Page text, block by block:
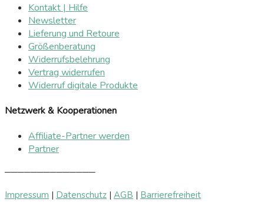
Kontakt | Hilfe
Newsletter
Lieferung und Retoure
Größenberatung
Widerrufsbelehrung
Vertrag widerrufen
Widerruf digitale Produkte
Netzwerk & Kooperationen
Affiliate-Partner werden
Partner
──────────────
Impressum | Datenschutz | AGB | Barrierefreiheit